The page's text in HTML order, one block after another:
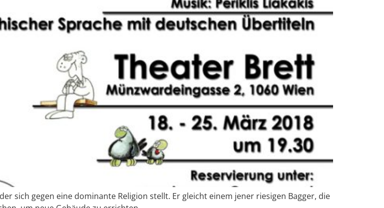
sich gegen eine dominante Religion stellt. Er gleicht einem jener riesigen Bagger, die